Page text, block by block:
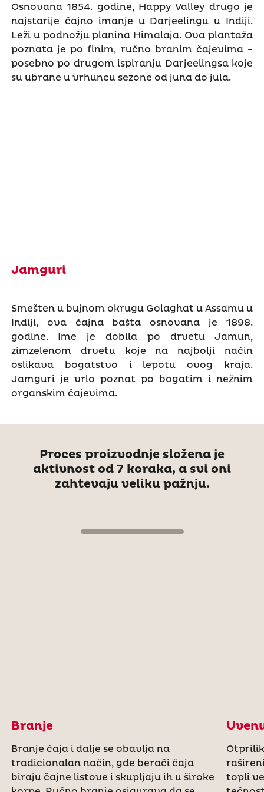
Osnovana 1854. godine, Happy Valley drugo je
najstarije čajno imanje u Darjeelingu u Indiji.
Leži u podnožju planina Himalaja. Ova plantaža
poznata je po finim, ručno branim čajevima -
posebno po drugom ispiranju Darjeelingsa koje
su ubrane u vrhuncu sezone od juna do jula.
Jamguri
Smešten u bujnom okrugu Golaghat u Assamu u
Indiji, ova čajna bašta osnovana je 1898.
godine. Ime je dobila po drvetu Jamun,
zimzelenom drvetu koje na najbolji način
oslikava bogatstvo i lepotu ovog kraja.
Jamguri je vrlo poznat po bogatim i nežnim
organskim čajevima.
Proces proizvodnje složena je
aktivnost od 7 koraka, a svi oni
zahtevaju veliku pažnju.
Branje
Branje čaja i dalje se obavlja na
tradicionalan način, gde berači čaja
biraju čajne listove i skupljaju ih u široke
topli